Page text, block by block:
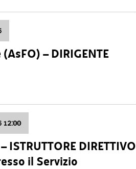
– DIRIGENTE
12:00
DIRETTIVO
il Servizio